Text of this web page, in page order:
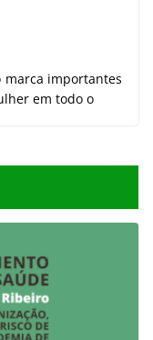
marca importantes
em todo o